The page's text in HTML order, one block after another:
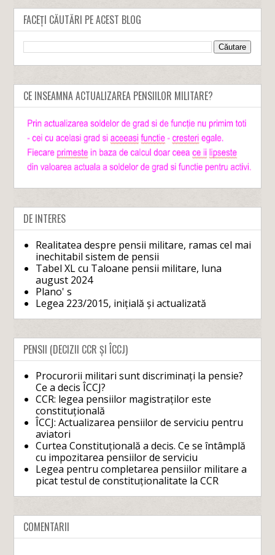
FACEȚI CĂUTĂRI PE ACEST BLOG
CE INSEAMNA ACTUALIZAREA PENSIILOR MILITARE?
DE INTERES
Realitatea despre pensii militare, ramas cel mai
inechitabil sistem de pensii
Tabel XL cu Taloane pensii militare, luna
august 2024
Plano' s
Legea 223/2015, inițială și actualizată
PENSII (DECIZII CCR ȘI ÎCCJ)
Procurorii militari sunt discriminați la pensie?
Ce a decis ÎCCJ?
CCR: legea pensiilor magistraților este
constituțională
ÎCCJ: Actualizarea pensiilor de serviciu pentru
aviatori
Curtea Constituțională a decis. Ce se întâmplă
cu impozitarea pensiilor de serviciu
Legea pentru completarea pensiilor militare a
picat testul de constituționalitate la CCR
COMENTARII